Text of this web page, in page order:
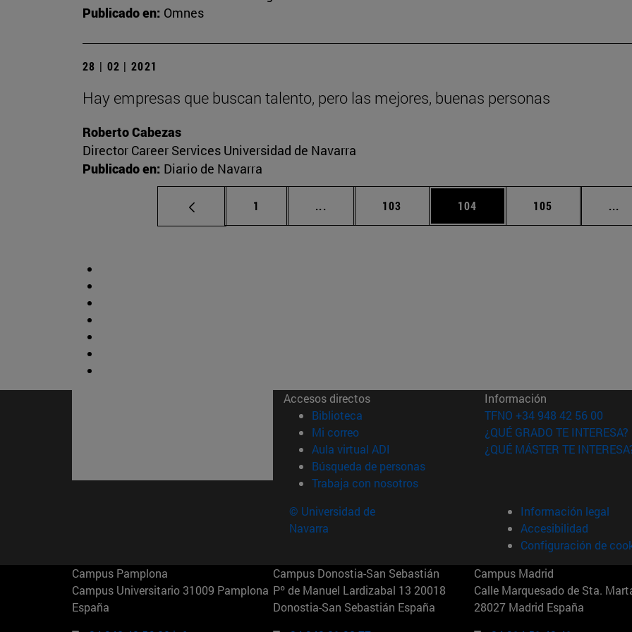
Publicado en: Omnes
28 | 02 | 2021
Hay empresas que buscan talento, pero las mejores, buenas personas
Roberto Cabezas
Director Career Services Universidad de Navarra
Publicado en: Diario de Navarra
Página
1 ... Páginas intermedias Use TAB para desplazarse.
Página
103 Página
104 Página
105 ...
Accesos directos
Biblioteca (abre en nueva ventana)
Mi correo(abre en nueva ventana)
Aula virtual ADI (abre en nueva ventana)
Búsqueda de personas(abre en nueva ventana)
Trabaja con nosotros(abre en nueva ventana)
Información
TFNO +34 948 42 56 00
¿QUÉ GRADO TE INTERESA?
¿QUÉ MÁSTER TE
© Universidad de
Navarra
Información legal
Accesibilidad
Configuración de
Campus Pamplona
Campus Universitario 31009 Pamplona
España
Campus Donostia-San Sebastián
Pº de Manuel Lardizabal 13 20018
Donostia-San Sebastián España
Campus Madrid
Calle Marquesado de Sta.
28027 Madrid España